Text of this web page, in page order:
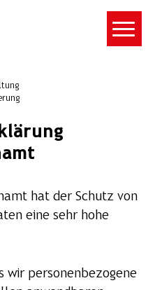
hat der Schutz von
eine sehr hohe
wir personenbezogene